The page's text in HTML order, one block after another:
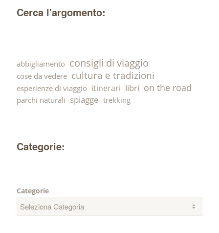
Cerca l'argomento:
abbigliamento consigli di viaggio
cose da vedere cultura e tradizioni
esperienze di viaggio itinerari libri on the road
parchi naturali spiagge trekking
Categorie:
Categorie